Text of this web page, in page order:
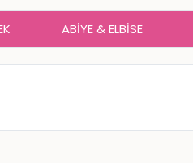
ABIYE & ELBISE